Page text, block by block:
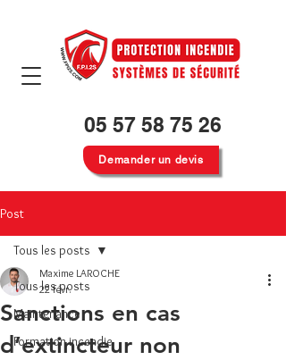
05 57 58 75 26
Demander un devis
Post
Tous les posts
Maintenance
Formation incendie
Tous les posts
Sanctions en cas
d’extincteur non
Maxime LAROCHE
22 févr.